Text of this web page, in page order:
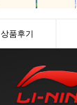
상품후기